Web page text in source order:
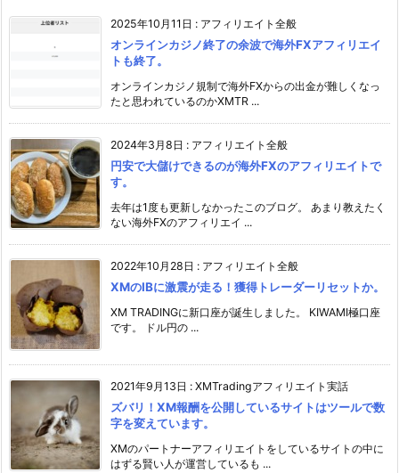
2025年10月11日 : アフィリエイト全般
オンラインカジノ終了の余波で海外FXアフィリエイ
トも終了。
オンラインカジノ規制で海外FXからの出金が難しくなっ
たと思われているのかXMTR ...
2024年3月8日 : アフィリエイト全般
円安で大儲けできるのが海外FXのアフィリエイトで
す。
去年は1度も更新しなかったこのブログ。 あまり教えたく
ない海外FXのアフィリエイ ...
2022年10月28日 : アフィリエイト全般
XMのIBに激震が走る！獲得トレーダーリセットか。
XM TRADINGに新口座が誕生しました。 KIWAMI極口座
です。 ドル円の ...
2021年9月13日 : XMTradingアフィリエイト実話
ズバリ！XM報酬を公開しているサイトはツールで数
字を変えています。
XMのパートナーアフィリエイトをしているサイトの中に
はずる賢い人が運営しているも ...